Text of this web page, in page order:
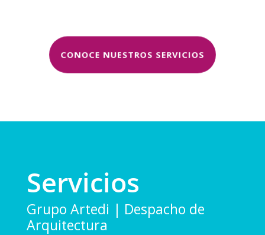
CONOCE NUESTROS SERVICIOS
Servicios
Grupo Artedi | Despacho de
Arquitectura